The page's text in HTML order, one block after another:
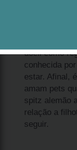
dócil como
conhecida
estar. Afinal,
amam pets
spitz alemão
relação a
seguir.